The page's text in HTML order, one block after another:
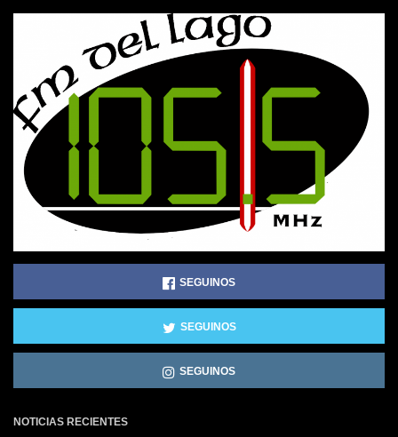
SEGUINOS
SEGUINOS
SEGUINOS
NOTICIAS RECIENTES